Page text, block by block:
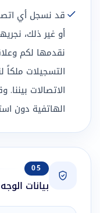
قد نسجل أي
أو غير ذلك،
نقدمها لكم
التسجيلات
الاتصالات
الهاتفية دون
05
بيانات